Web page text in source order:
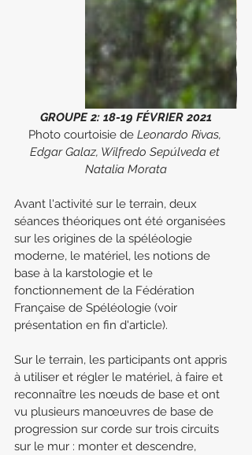
GROUPE 2: 18-19 FÉVRIER 2021
Photo courtoisie de Leonardo Rivas,
Edgar Galaz, Wilfredo Sepúlveda et
Natalia Morata
Avant l'activité sur le terrain, deux
séances théoriques ont été organisées
sur les origines de la spéléologie
moderne, le matériel, les notions de
base à la karstologie et le
fonctionnement de la Fédération
Française de Spéléologie (voir
présentation en fin d'article).
Sur le terrain, les participants ont appris
à utiliser et régler le matériel, à faire et
reconnaître les nœuds de base et ont
vu plusieurs manœuvres de base de
progression sur corde sur trois circuits
sur le mur : monter et descendre,